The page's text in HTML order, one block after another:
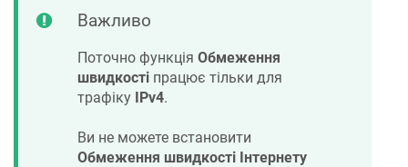
Важливо
Поточно функція Обмеження
швидкості працює тільки для
трафіку IPv4.
Ви не можете встановити
Обмеження швидкості Інтернету